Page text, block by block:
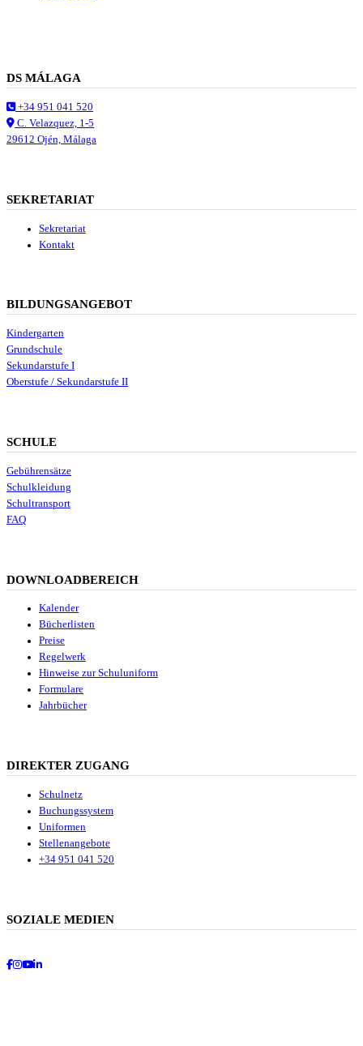
DS MÁLAGA
+34 951 041 520
C. Velazquez, 1-5
29612 Ojén, Málaga
SEKRETARIAT
Sekretariat
Kontakt
BILDUNGSANGEBOT
Kindergarten
Grundschule
Sekundarstufe I
Oberstufe / Sekundarstufe II
SCHULE
Gebührensätze
Schulkleidung
Schultransport
FAQ
DOWNLOADBEREICH
Kalender
Bücherlisten
Preise
Regelwerk
Hinweise zur Schuluniform
Formulare
Jahrbücher
DIREKTER ZUGANG
Schulnetz
Buchungssystem
Uniformen
Stellenangebote
+34 951 041 520
SOZIALE MEDIEN